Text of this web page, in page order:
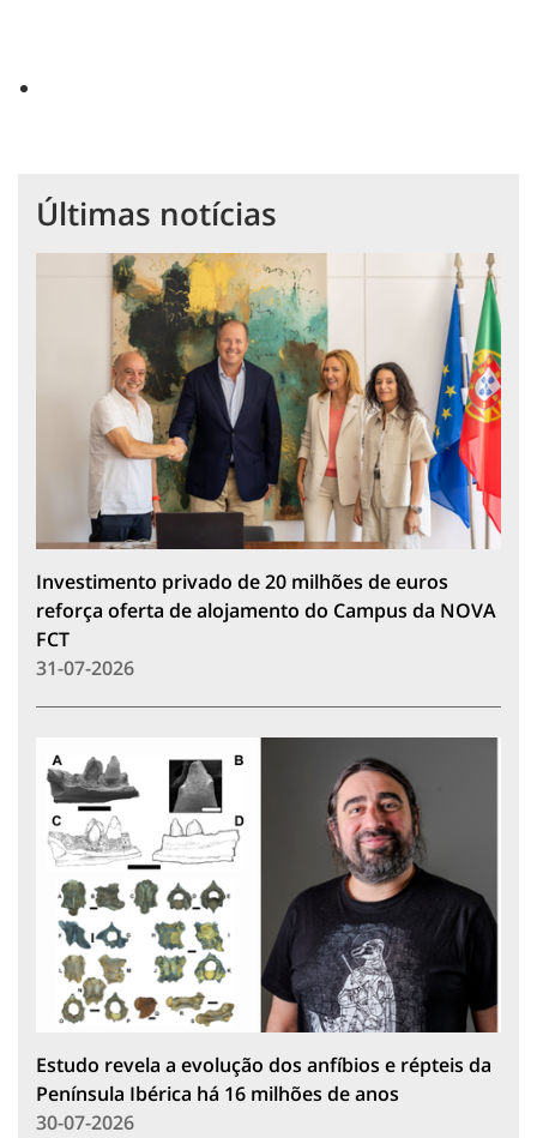
Últimas notícias
Investimento privado de 20 milhões de euros
reforça oferta de alojamento do Campus da NOVA
FCT
31-07-2026
Estudo revela a evolução dos anfíbios e répteis da
Península Ibérica há 16 milhões de anos
30-07-2026